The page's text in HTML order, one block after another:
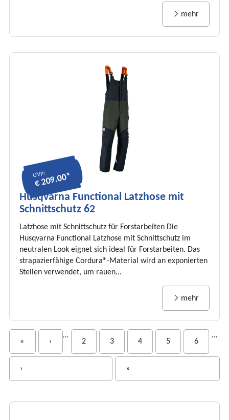
mehr
UVP:
€ 209.00*
Husqvarna Functional Latzhose mit
Schnittschutz 62
Latzhose mit Schnittschutz für Forstarbeiten Die
Husqvarna Functional Latzhose mit Schnittschutz im
neutralen Look eignet sich ideal für Forstarbeiten. Das
strapazierfähige Cordura®-Material wird an exponierten
Stellen verwendet, um rauen...
mehr
i
« ‹
…
2 3 4 5 6
…
› »